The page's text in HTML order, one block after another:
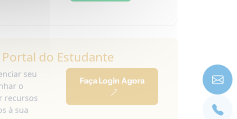
do Estudante
seu
o
recursos
à sua
Faça Login Agora